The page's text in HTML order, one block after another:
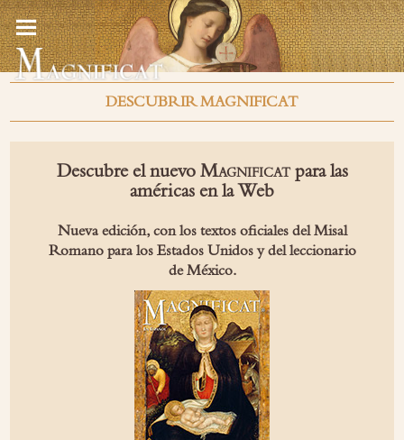
DESCUBRIR MAGNIFICAT
Descubre el nuevo Magnificatpara las
américas en la Web
Nueva edición, con los textos oficiales del Misal
Romano para los Estados Unidos y del leccionario
de México.